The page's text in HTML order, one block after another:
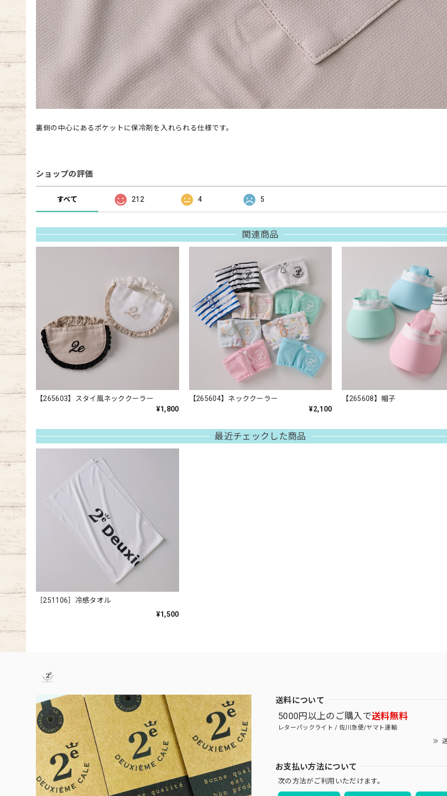
裏側の中心にあるポケットに保冷剤を入れられる仕様です。
ショップの評価
すべて 212 4 5
関連商品
【265603】スタイ風ネッククーラー
¥1,800
【265604】ネッククーラー
¥2,100
【265608】帽子
最近チェックした商品
［251106］冷感タオル
¥1,500
送料について
5000円以上のご購入で送料無料
レターパックライト / 佐川急便/ヤマト運輸
お支払い方法について
次の方法がご利用いただけます。